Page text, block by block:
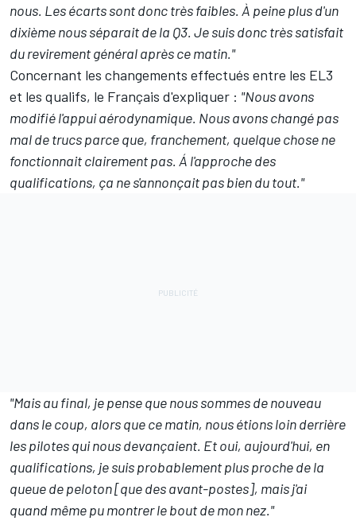
nous. Les écarts sont donc très faibles. À peine plus d'un
dixième nous séparait de la Q3. Je suis donc très satisfait
du revirement général après ce matin."
Concernant les changements effectués entre les EL3
et les qualifs, le Français d'expliquer : "Nous avons
modifié l'appui aérodynamique. Nous avons changé pas
mal de trucs parce que, franchement, quelque chose ne
fonctionnait clairement pas. Á l'approche des
qualifications, ça ne s'annonçait pas bien du tout."
"Mais au final, je pense que nous sommes de nouveau
dans le coup, alors que ce matin, nous étions loin derrière
les pilotes qui nous devançaient. Et oui, aujourd'hui, en
qualifications, je suis probablement plus proche de la
queue de peloton [que des avant-postes], mais j'ai
quand même pu montrer le bout de mon nez."